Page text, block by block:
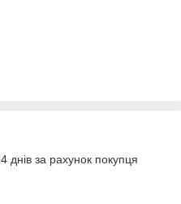
за рахунок покупця